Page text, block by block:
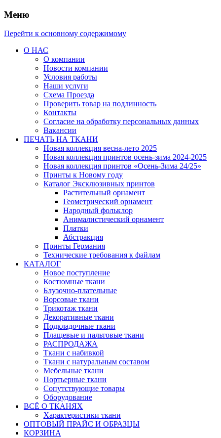
Меню
Перейти к основному содержимому
О НАС
О компании
Новости компании
Условия работы
Наши услуги
Схема Проезда
Проверить товар на подлинность
Контакты
Согласие на обработку персональных данных
Вакансии
ПЕЧАТЬ НА ТКАНИ
Новая коллекция весна-лето 2025
Новая коллекция принтов осень-зима 2024-2025
Новая коллекция принтов «Осень-Зима 24/25»
Принты к Новому году
Каталог Эксклюзивных принтов
Растительный орнамент
Геометрический орнамент
Народный фольклор
Анималистический орнамент
Платки
Абстракция
Принты Германия
Технические требования к файлам
КАТАЛОГ
Новое поступление
Костюмные ткани
Блузочно-плательные
Ворсовые ткани
Трикотаж ткани
Декоративные ткани
Подкладочные ткани
Плащевые и пальтовые ткани
РАСПРОДАЖА
Ткани с набивкой
Ткани с натуральным составом
Мебельные ткани
Портьерные ткани
Сопутствующие товары
Оборудование
ВСЁ О ТКАНЯХ
Характеристики ткани
ОПТОВЫЙ ПРАЙС И ОБРАЗЦЫ
КОРЗИНА